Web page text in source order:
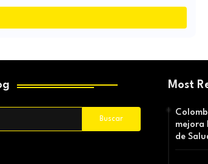
Most
mejora
de